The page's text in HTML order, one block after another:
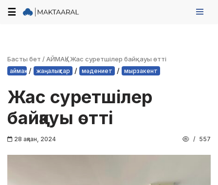
☰
Басты бет /АЙМАҚ/Жас суретшілер байқауы өтті
аймақ / жаңалықтар / мәдениет / мырзакент
Жас суретшілер
байқауы өтті
28 ақпан, 2024 557